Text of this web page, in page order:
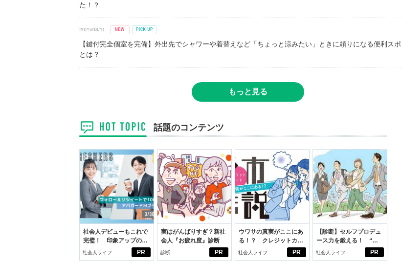
た！？
2025/08/11
【鍵付完全個室を完備】外出先でシャワーや着替えなど「ちょっと涼みたい」ときに頼りになる便利スポ
とは？
もっと見る
話題のコンテンツ
PR
社会人デビューもこれで
完璧！ 印象アップのセ
ルフプロデュース術
社会人ライフ PR
実はがんばりすぎ？新社
会人『お疲れ度』診断
診断 PR
ウワサの真実がここにあ
る！？ クレジットカー
ドの都市伝説
社会人ライフ PR
【診断】セルフプロデュ
ース力を鍛える！ “ジ
ブン観”診断
社会人ライフ